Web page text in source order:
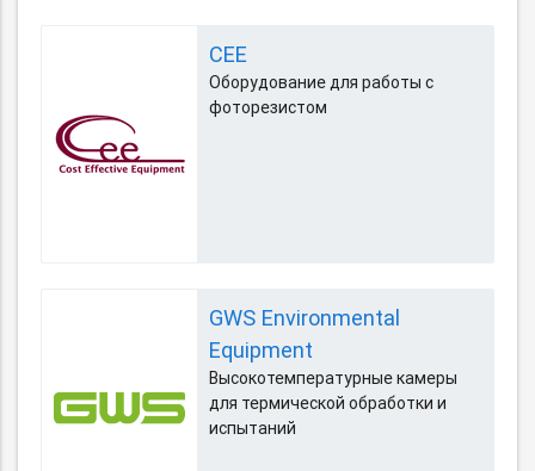
CEE
Оборудование для работы с
фоторезистом
GWS Environmental
Equipment
Высокотемпературные камеры
для термической обработки и
испытаний